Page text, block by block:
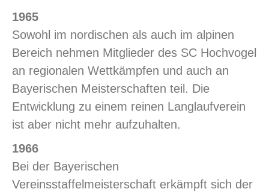
1965
Sowohl im nordischen als auch im alpinen
Bereich nehmen Mitglieder des SC Hochvogel
an regionalen Wettkämpfen und auch an
Bayerischen Meisterschaften teil. Die
Entwicklung zu einem reinen Langlaufverein
ist aber nicht mehr aufzuhalten.
1966
Bei der Bayerischen
Vereinsstaffelmeisterschaft erkämpft sich der